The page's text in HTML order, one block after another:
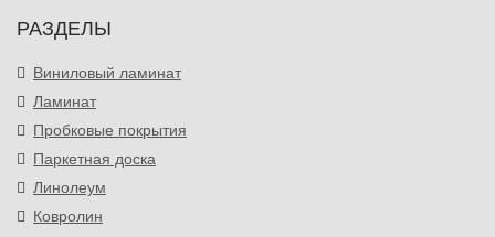
РАЗДЕЛЫ
Виниловый ламинат
Ламинат
Пробковые покрытия
Паркетная доска
Линолеум
Ковролин